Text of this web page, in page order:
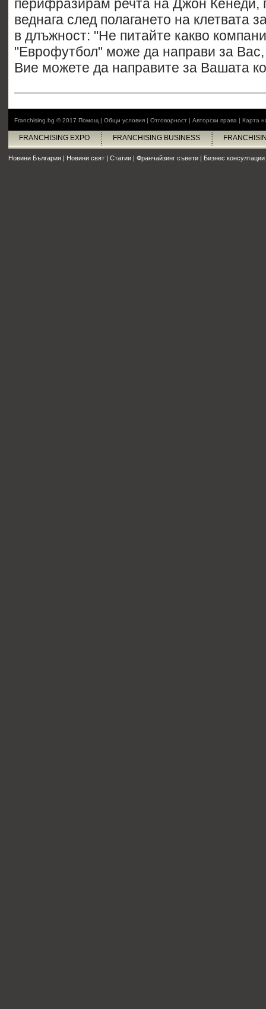
перифразирам речта на Джон Кенеди,
веднага след полагането на клетвата
в длъжност: "Не питайте какво
"Еврофутбол" може да направи за Вас,
Вие можете да направите за Вашата
Franchising.bg © 2017 Помощ | Общи условия | Отговорност | Авторски права | Карта
FRANCHISING EXPO FRANCHISING BUSINESS
Новини България | Новини свят | Статии | Франчайзинг съвети | Бизнес консултации